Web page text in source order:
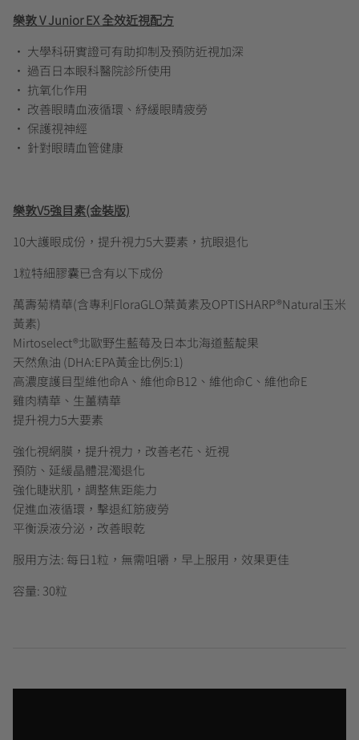
樂敦 V Junior EX 全效近視配方
• 大學科研實證可有助抑制及預防近視加深
• 過百日本眼科醫院診所使用
• 抗氧化作用
• 改善眼睛血液循環、紓緩眼睛疲勞
• 保護視神經
• 針對眼睛血管健康
樂敦V5強目素(金裝版)
10大護眼成份，提升視力5大要素，抗眼退化
1粒特細膠囊已含有以下成份
萬壽菊精華(含專利FloraGLO葉黃素及OPTISHARP®Natural玉米
黃素)
Mirtoselect®北歐野生藍莓及日本北海道藍靛果
天然魚油 (DHA:EPA黃金比例5:1)
高濃度護目型維他命A、維他命B12、維他命C、維他命E
雞肉精華、生薑精華
提升視力5大要素
強化視網膜，提升視力，改善老花、近視
預防、延緩晶體混濁退化
強化睫狀肌，調整焦距能力
促進血液循環，擊退紅筋疲勞
平衡淚液分泌，改善眼乾
服用方法: 每日1粒，無需咀嚼，早上服用，效果更佳
容量: 30粒